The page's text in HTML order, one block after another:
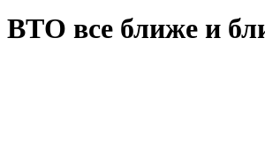
ВТО все ближе и